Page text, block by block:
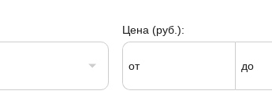
Цена (руб.):
от до